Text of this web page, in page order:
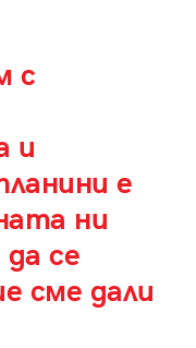
с
и
е
ни
се
сме дали